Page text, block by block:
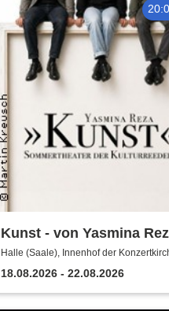
Kunst - von Yasmina
Halle (Saale), Innenhof der
Ulrichskirche Halle
18.08.2026 - 22.08.2026